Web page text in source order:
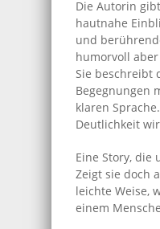
Die Autorin
hautnahe
und
humorvoll
Sie beschreibt
Begegnungen
klaren
Deutlichkeit
Eine Story, die
Zeigt sie doch
leichte Weise,
einem